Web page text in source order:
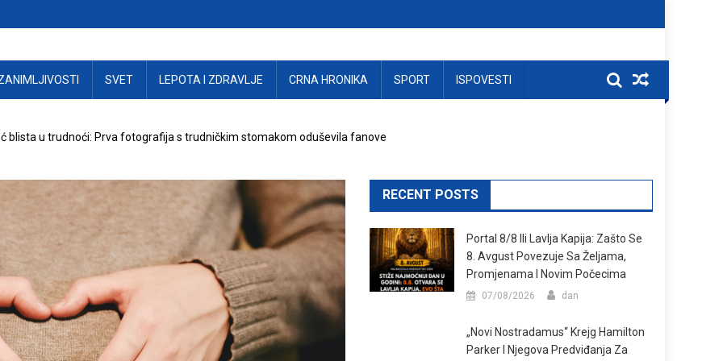
SVET LEPOTA I ZDRAVLJE CRNA HRONIKA SPORT ISPOVESTI
blista u trudnoći: Prva fotografija s trudničkim stomakom oduševila fanove
RECENT POSTS
Portal 8/8 Ili Lavlja Kapija: Zašto Se
8. Avgust Povezuje Sa Željama,
Promjenama I Novim Počecima
07/08/2026 dan
„Novi Nostradamus“ Krejg Hamilton
Parker I Njegova Predviđanja Za